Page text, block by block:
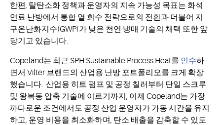
한편, 탈탄소화 정책과 운영자의 지속 가능성 목표는 화석
연료 난방에서 통합 열 회수 전략으로의 전환과 더불어 지
구온난화지수(GWP)가 낮은 천연 냉매 기술의 채택 또한 앞
당기고 있습니다.
Copeland는 최근 SPH Sustainable Process Heat를 인수하
면서 Vilter 브랜드의 산업용 난방 포트폴리오를 크게 확장
했습니다. 산업용 히트 펌프 및 공정 칠러부터 단일 스크루
및 왕복동 압축 기술에 이르기까지, 이제 Copeland는 가장
까다로운 조건에서도 공정 산업 운영자가 가동 시간을 유지
하고, 운영 비용을 최소화하며, 탄소 배출을 감축할 수 있도